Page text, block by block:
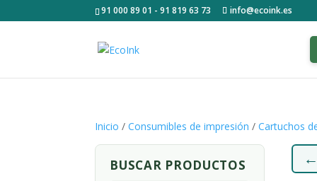
91 000 89 01 - 91 819 63 73 info@ecoink.es
Inicio /Consumibles de impresión /Cartuchos
BUSCAR PRODUCTOS